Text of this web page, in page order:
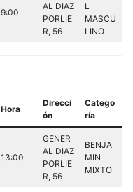
9:00
AL DIAZ
PORLIE
R, 56
L
MASCU
LINO
Hora
Direcci
ón
Catego
ría
13:00
GENER
AL DIAZ
PORLIE
R, 56
BENJA
MIN
MIXTO